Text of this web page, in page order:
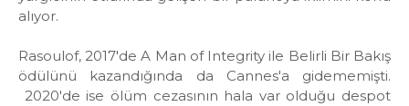
alıyor.
Rasoulof, 2017'de A Man of Integrity ile Belirli Bir Bakış
ödülünü kazandığında da Cannes'a gidememişti.
2020'de ise ölüm cezasının hala var olduğu despot